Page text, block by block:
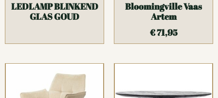
LEDLAMP BLINKEND
GLAS GOUD
Bloomingville Vaas
Artem
€71,95